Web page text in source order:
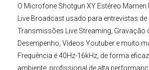
O Microfone Shotgun XY Estéreo Mamen
Live Broadcast usado para entrevistas de
Transmissões Live Streaming, Gravação
Desempenho, Vídeos Youtuber e muito
Frequência é 40Hz-16kHz, de forma
ambiente, profissional de alta